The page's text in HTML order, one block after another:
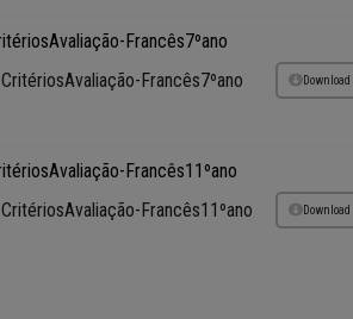
CritériosAvaliação-Francês7ºano Download
CritériosAvaliação-Francês11ºano Download